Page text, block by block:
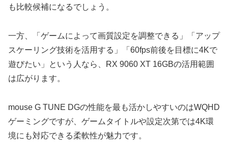
も比較候補になるでしょう。
一方、「ゲームによって画質設定を調整できる」「アップ
スケーリング技術を活用する」「60fps前後を目標に4Kで
遊びたい」という人なら、RX 9060 XT 16GBの活用範囲
は広がります。
mouse G TUNE DGの性能を最も活かしやすいのはWQHD
ゲーミングですが、ゲームタイトルや設定次第では4K環
境にも対応できる柔軟性が魅力です。